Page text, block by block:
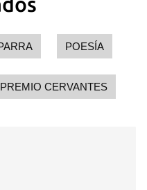
POESÍA
PREMIO CERVANTES